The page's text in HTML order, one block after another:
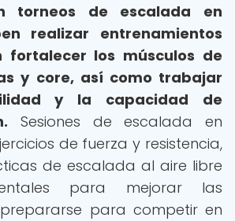
torneos de escalada en
realizar entrenamientos
fortalecer los músculos de
y core, así como trabajar
y la capacidad de
Sesiones de escalada en
de fuerza y resistencia,
de escalada al aire libre
para mejorar las
para competir en